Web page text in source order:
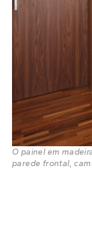
O painel em
parede frontal,